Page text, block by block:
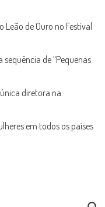
de Ouro no Festival
de “Pequenas
diretora na
em todos os países